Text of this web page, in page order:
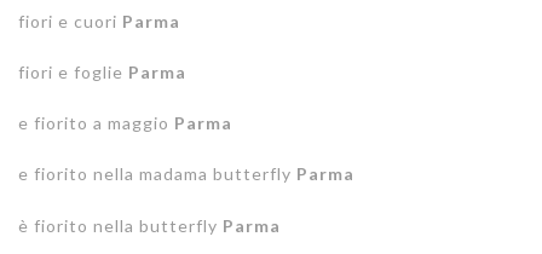
fiori e cuori Parma
fiori e foglie Parma
e fiorito a maggio Parma
e fiorito nella madama butterfly Parma
è fiorito nella butterfly Parma